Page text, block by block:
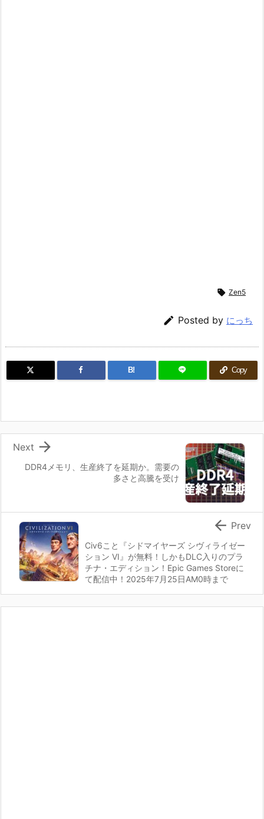
 Zen5
 Posted by にっち
B! Copy
DDR4メモリ、生産終了を延期か。需要の
多さと高騰を受け

Next
Civ6こと『シドマイヤーズ シヴィライゼー
ション VI』が無料！しかもDLC入りのプラ
チナ・エディション！Epic Games Storeに
て配信中！2025年7月25日AM0時まで
 Prev